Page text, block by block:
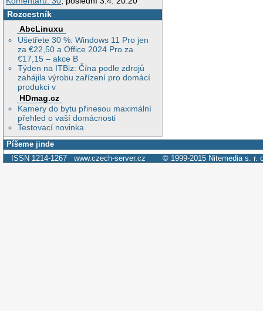
Rozcestník
AbcLinuxu
Ušetřete 30 %: Windows 11 Pro jen
za €22,50 a Office 2024 Pro za
€17,15 – akce B
Týden na ITBiz: Čína podle zdrojů
zahájila výrobu zařízení pro domácí
produkci v
HDmag.cz
Kamery do bytu přinesou maximální
přehled o vaší domácnosti
Testovací novinka
Píšeme jinde
ISSN 1214-1267 www.czech-server.cz © 1999-2015 Nitemedia s. r.